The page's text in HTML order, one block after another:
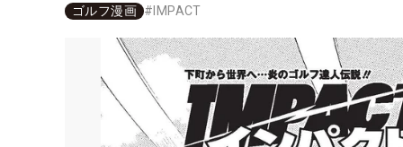
ゴルフ漫画 # IMPACT